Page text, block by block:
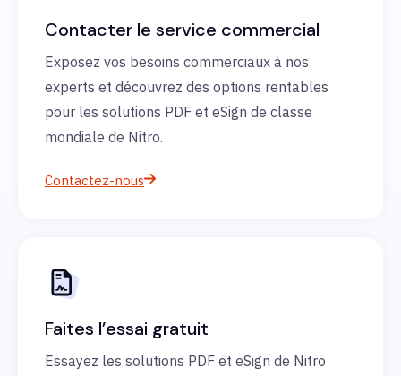
Contacter le service commercial
Exposez vos besoins commerciaux à nos
experts et découvrez des options rentables
pour les solutions PDF et eSign de classe
mondiale de Nitro.
Contactez-nous
Faites l’essai gratuit
Essayez les solutions PDF et eSign de Nitro